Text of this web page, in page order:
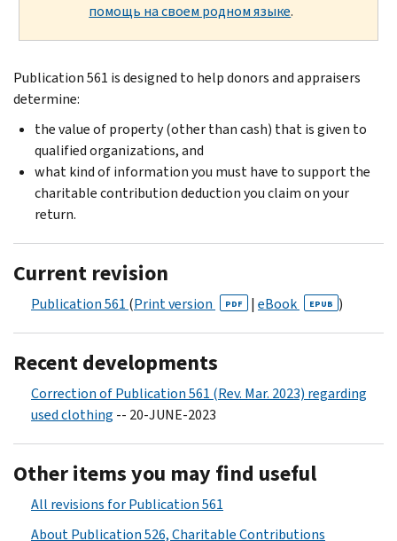
помощь на своем родном языке.
Publication 561 is designed to help donors and appraisers
determine:
the value of property (other than cash) that is given to
qualified organizations, and
what kind of information you must have to support the
charitable contribution deduction you claim on your
return.
Current revision
Publication 561 (Print version PDF | eBook EPUB )
Recent developments
Correction of Publication 561 (Rev. Mar. 2023) regarding
used clothing -- 20-JUNE-2023
Other items you may find useful
All revisions for Publication 561
About Publication 526, Charitable Contributions